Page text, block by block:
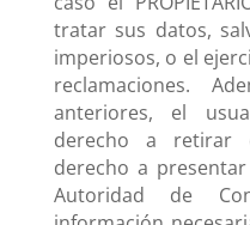
tratar sus datos,
imperiosos, o el
reclamaciones.
anteriores, el
derecho a retirar
derecho a
Autoridad de